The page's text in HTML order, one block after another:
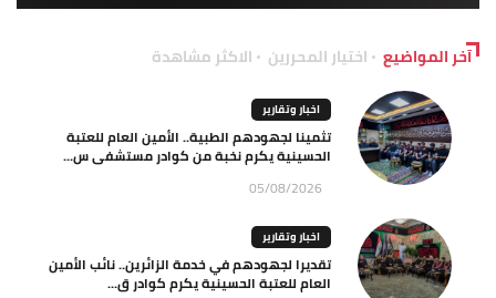
آخر المواضيع اختيار المحررين الاكثر مشاهدة
اخبار وتقارير
تثمينا لجهودهم الطبية.. الأمين العام للعتبة
الحسينية يكرم نخبة من كوادر مستشفى س...
05/08/2026
اخبار وتقارير
تقديرا لجهودهم في خدمة الزائرين.. نائب الأمين
العام للعتبة الحسينية يكرم كوادر ق...